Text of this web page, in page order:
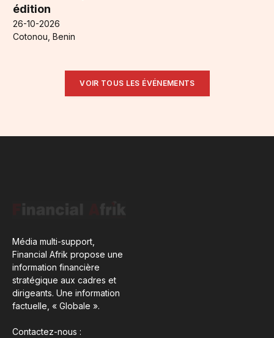
édition
26-10-2026
Cotonou, Benin
VOIR TOUS LES ÉVÉNEMENTS
Média multi-support,
Financial Afrik propose une
information financière
stratégique aux cadres et
dirigeants. Une information
factuelle, « Globale ».
Contactez-nous :